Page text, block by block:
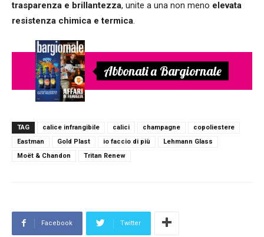
trasparenza e brillantezza, unite a una non meno elevata
resistenza chimica e termica.
Abbonati a Bargiornale
TAG calice infrangibile calici champagne
copoliestere
Eastman
Gold Plast io faccio di più
Lehmann Glass
Moët & Chandon
Tritan Renew
Facebook Twitter